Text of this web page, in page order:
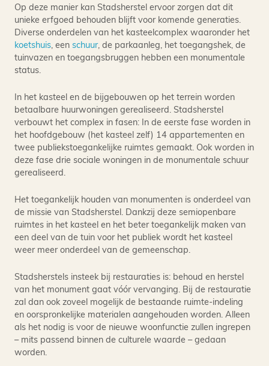
Op deze manier kan Stadsherstel ervoor zorgen dat dit
unieke erfgoed behouden blijft voor komende generaties.
Diverse onderdelen van het kasteelcomplex waaronder het
koetshuis, een schuur, de parkaanleg, het toegangshek, de
tuinvazen en toegangsbruggen hebben een monumentale
status.
In het kasteel en de bijgebouwen op het terrein worden
betaalbare huurwoningen gerealiseerd. Stadsherstel
verbouwt het complex in fasen: In de eerste fase worden in
het hoofdgebouw (het kasteel zelf) 14 appartementen en
twee publiekstoegankelijke ruimtes gemaakt. Ook worden in
deze fase drie sociale woningen in de monumentale schuur
gerealiseerd.
Het toegankelijk houden van monumenten is onderdeel van
de missie van Stadsherstel. Dankzij deze semiopenbare
ruimtes in het kasteel en het beter toegankelijk maken van
een deel van de tuin voor het publiek wordt het kasteel
weer meer onderdeel van de gemeenschap.
Stadsherstels insteek bij restauraties is: behoud en herstel
van het monument gaat vóór vervanging. Bij de restauratie
zal dan ook zoveel mogelijk de bestaande ruimte-indeling
en oorspronkelijke materialen aangehouden worden. Alleen
als het nodig is voor de nieuwe woonfunctie zullen ingrepen
– mits passend binnen de culturele waarde – gedaan
worden.